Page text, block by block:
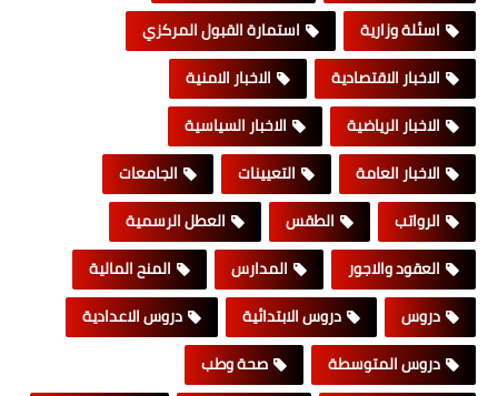
اسئلة وزارية
استمارة القبول المركزي
الاخبار الاقتصادية
الاخبار الامنية
الاخبار الرياضية
الاخبار السياسية
الاخبار العامة
التعيينات
الجامعات
الرواتب
الطقس
العطل الرسمية
العقود والاجور
المدارس
المنح المالية
دروس
دروس الابتدائية
دروس الاعدادية
دروس المتوسطة
صحة وطب